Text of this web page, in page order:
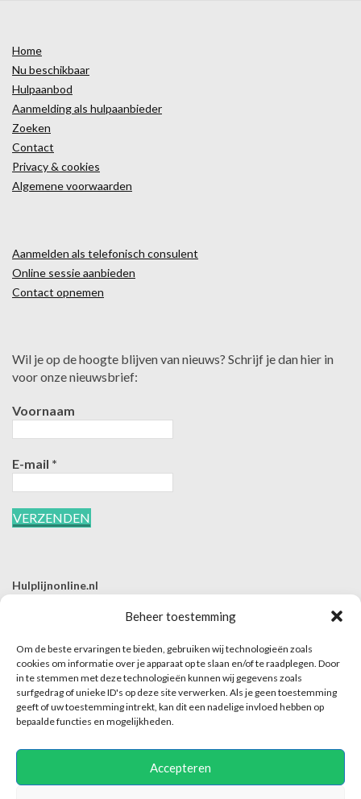
Beheer toestemming
Om de beste ervaringen te bieden, gebruiken wij technologieën zoals
cookies om informatie over je apparaat op te slaan en/of te raadplegen. Door
in te stemmen met deze technologieën kunnen wij gegevens zoals
surfgedrag of unieke ID's op deze site verwerken. Als je geen toestemming
geeft of uw toestemming intrekt, kan dit een nadelige invloed hebben op
bepaalde functies en mogelijkheden.
Accepteren
Home
Nu beschikbaar
Hulpaanbod
Aanmelding als hulpaanbieder
Zoeken
Contact
Privacy & cookies
Algemene voorwaarden
Aanmelden als telefonisch consulent
Online sessie aanbieden
Contact opnemen
Wil je op de hoogte blijven van nieuws? Schrijf je dan hier in
voor onze nieuwsbrief:
Voornaam
E-mail *
Hulplijnonline.nl
E | info@hulplijnonline.nl
Contactformulier
Over Hulplijnonline.nl
Het team van Hulplijnonline.nl